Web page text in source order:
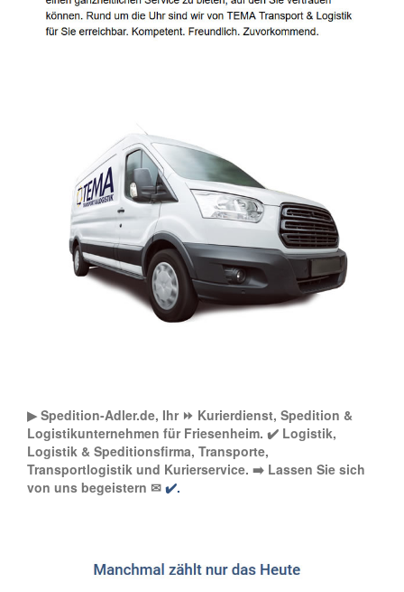
▶︎ Spedition-Adler.de, Ihr ⏩ Kurierdienst, Spedition &
Logistikunternehmen für Friesenheim. ✔️ Logistik,
Logistik & Speditionsfirma, Transporte,
Transportlogistik und Kurierservice. ➡️ Lassen Sie sich
von uns begeistern ✉ ✔️.